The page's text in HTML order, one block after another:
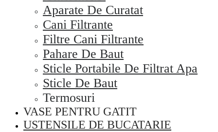
Aparate De Curatat
Cani Filtrante
Filtre Cani Filtrante
Pahare De Baut
Sticle Portabile De Filtrat Apa
Sticle De Baut
Termosuri
VASE PENTRU GATIT
USTENSILE DE BUCATARIE